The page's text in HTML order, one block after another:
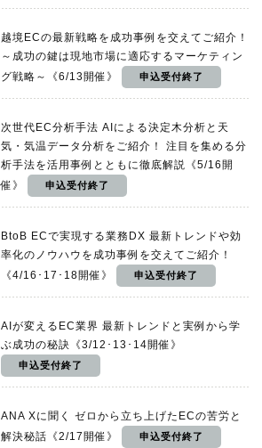
越境ECの最新戦略を成功事例を交えてご紹介！
～成功の鍵は現地市場に適応するマーケティン
グ戦略～《6/13開催》
次世代EC分析手法 AIによる決定木分析と天
気・気温データ分析をご紹介！ 注目を集める分
析手法を活用事例とともに徹底解説《5/16開
催》
BtoB ECで実現する業務DX 最新トレンドや効
率化のノウハウを成功事例を交えてご紹介！
《4/16･17･18開催》
AIが変えるEC業界 最新トレンドと実例から学
ぶ成功の秘訣《3/12･13･14開催》
ANA Xに聞く ゼロから立ち上げたECの苦労と
解決秘話《2/17開催》